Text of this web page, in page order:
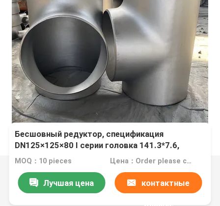
Бесшовный редуктор, спецификация
DN125×125×80 I серии головка 141.3*7.6,
трубы 89*7,0 материала Inconel600
MOQ：10 pieces Цена：Order please contact customer service
Лучшая цена контактные
данные